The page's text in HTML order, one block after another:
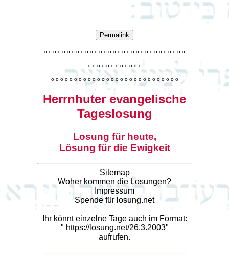
Permalink
o o o o o o o o o o o o o o o o o o o o o o o o o o o o o o o
o o o o o o o o o o o o
o o o o o o o o o o o o o o o o o o o o o o o o o o o o
Herrnhuter evangelische
Tageslosung
Losung für heute,
Lösung für die Ewigkeit
Sitemap
Woher kommen die Losungen?
Impressum
Spende für losung.net
Ihr könnt einzelne Tage auch im Format:
" https://losung.net/26.3.2003"
aufrufen.